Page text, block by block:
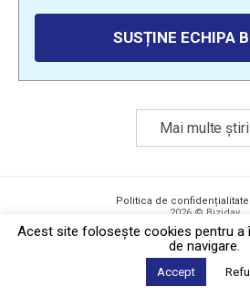
SUSȚINE ECHIPA
Mai multe știri
Politica de confidențialitate
2026 © Biziday
Acest site foloseşte cookies pentru a
de navigare.
Accept